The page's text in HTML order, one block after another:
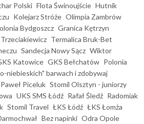
Polski Flota Świnoujście Hutnik
Kolejarz Stróże Olimpia Zambrów
Bydgoszcz Granica Kętrzyn
Termalica Bruk-Bet
Sandecja Nowy Sącz Wiktor
Katowice GKS Bełchatów Polonia
niebieskich" barwach i zdobywaj
Paweł Piceluk Stomil Olsztyn - juniorzy
UKS SMS Łódź Rafał Śledź Radomiak
Stomil Travel ŁKS Łódź ŁKS Łomża
Bez napinki Odra Opole